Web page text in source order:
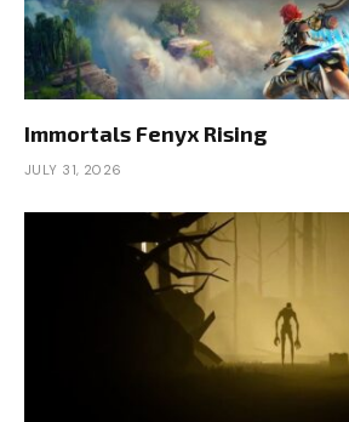
Immortals Fenyx Rising
JULY 31, 2026